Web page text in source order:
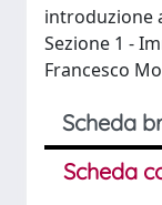
introduzione
Sezione 1 -
Francesco
Scheda
Scheda